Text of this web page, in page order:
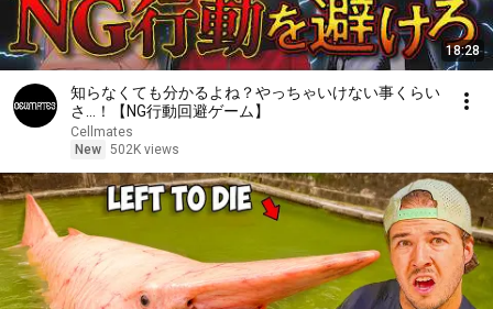
18:28
知らなくても分かるよね？やっちゃいけない事くらい
さ…！【NG行動回避ゲーム】
Cellmates
New 502K views